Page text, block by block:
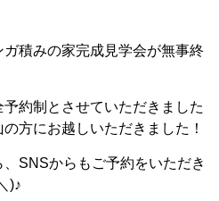
積みの家完成見学会が無事終
約制とさせていただきました
方にお越しいただきました！
SNSからもご予約をいただき
)♪